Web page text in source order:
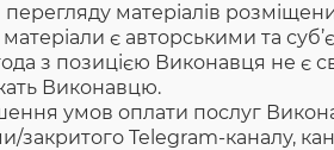
матеріалів
є авторськими та
з позицією Виконавця не є
Виконавцю.
умов оплати послуг
закритого Telegram-каналу,